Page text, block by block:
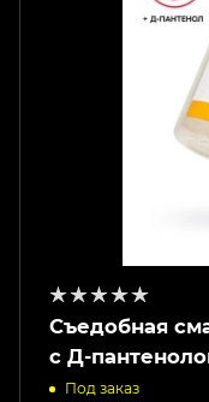
Съедобная
с Д-
Под заказ